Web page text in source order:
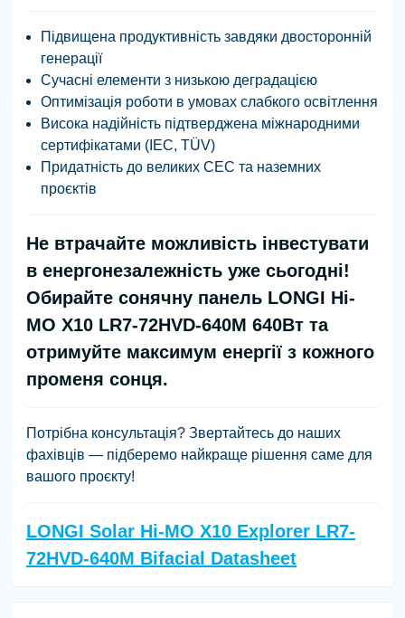
Підвищена продуктивність завдяки двосторонній
генерації
Сучасні елементи з низькою деградацією
Оптимізація роботи в умовах слабкого освітлення
Висока надійність підтверджена міжнародними
сертифікатами (IEC, TÜV)
Придатність до великих СЕС та наземних
проєктів
Не втрачайте можливість інвестувати
в енергонезалежність уже сьогодні!
Обирайте сонячну панель LONGI Hi-
MO X10 LR7-72HVD-640M 640Вт та
отримуйте максимум енергії з кожного
променя сонця.
Потрібна консультація? Звертайтесь до наших
фахівців — підберемо найкраще рішення саме для
вашого проєкту!
LONGI Solar Hi-MO X10 Explorer LR7-
72HVD-640M Bifacial Datasheet